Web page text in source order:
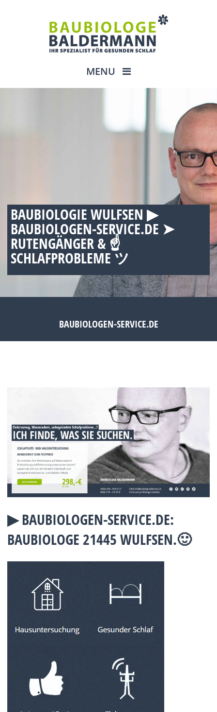
MENU
BAUBIOLOGIE WULFSEN ▶︎
BAUBIOLOGEN-SERVICE.DE ➤
RUTENGÄNGER & ☝
SCHLAFPROBLEME ツ
BAUBIOLOGEN-SERVICE.DE
▶︎ BAUBIOLOGEN-SERVICE.DE:
BAUBIOLOGE 21445 WULFSEN.🙂